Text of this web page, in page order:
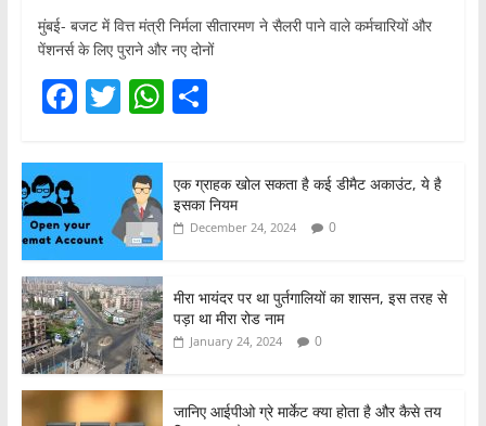
मुंबई- बजट में वित्त मंत्री निर्मला सीतारमण ने सैलरी पाने वाले कर्मचारियों और
पेंशनर्स के लिए पुराने और नए दोनों
F
c
e
b
o
o
k
T
itt
er
W
s
A
p
S
e
एक ग्राहक खोल सकता है कई डीमैट अकाउंट, ये है
इसका नियम
December 24, 2024 0
मीरा भायंदर पर था पुर्तगालियों का शासन, इस तरह से
पड़ा था मीरा रोड नाम
January 24, 2024 0
जानिए आईपीओ ग्रे मार्केट क्या होता है और कैसे तय